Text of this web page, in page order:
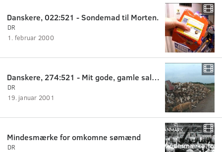
Danskere, 022:521 - Sondemad til Morten.
DR
1. februar 2000
Danskere, 274:521 - Mit gode, gamle salamanderfyr.
DR
19. januar 2001
Mindesmærke for omkomne sømænd
DR